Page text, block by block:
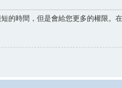
的時間，但是會給您更多的權限。